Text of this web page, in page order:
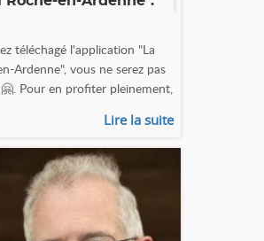
téléchagé l'application "La
Ardenne", vous ne serez pas
Pour en profiter pleinement,
Lire la suite